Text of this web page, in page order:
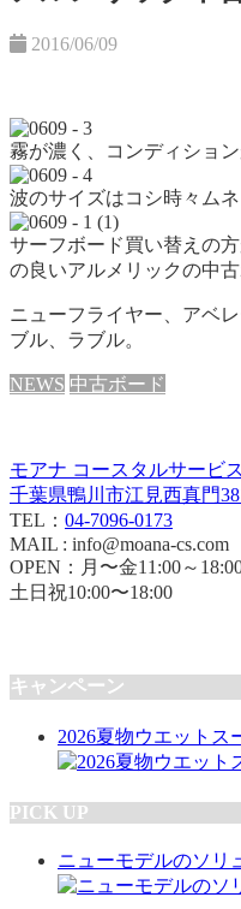
2016/06/09
霧が濃く、コンディショ
波のサイズはコシ時々ムネ
サーフボード買い替えの
の良いアルメリックの中
ニューフライヤー、アベ
ブル、ラブル。
NEWS 中古ボード
モアナ コースタルサービス
千葉県鴨川市江見西真門
TEL： 04-7096-0173
MAIL : info@moana-cs.com
OPEN：月〜金11:00～
土日祝10:00〜18:00
キャンペーン
2026夏物ウエットス
PICK UP
ニューモデルのソリ